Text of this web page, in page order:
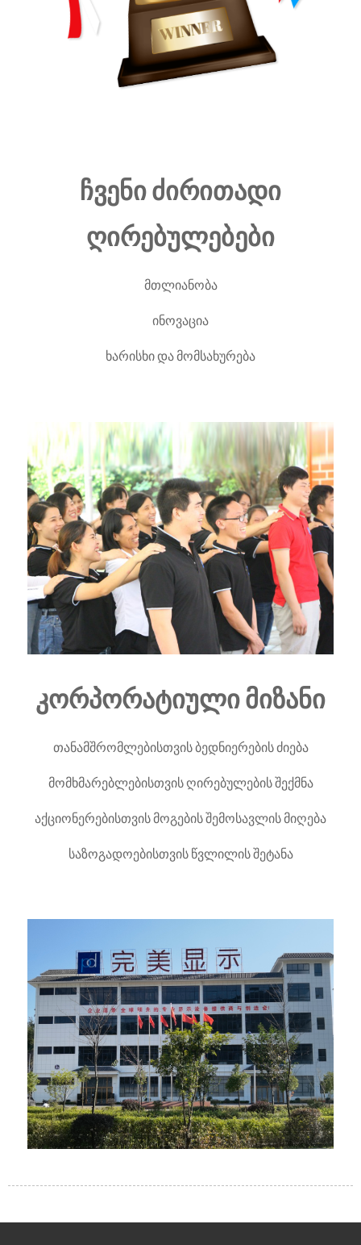
ჩვენი ძირითადი
ღირებულებები
მთლიანობა
ინოვაცია
ხარისხი და მომსახურება
კორპორატიული მიზანი
თანამშრომლებისთვის ბედნიერების ძიება
მომხმარებლებისთვის ღირებულების შექმნა
აქციონერებისთვის მოგების შემოსავლის მიღება
საზოგადოებისთვის წვლილის შეტანა